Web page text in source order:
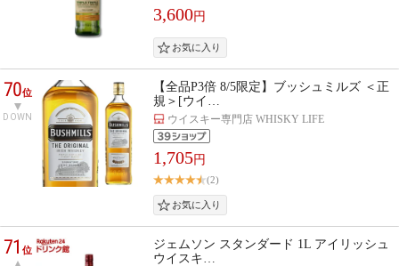
3,600円
70位
DOWN
【全品P3倍 8/5限定】ブッシュミルズ ＜正
規＞[ウイ…
ウイスキー専門店 WHISKY LIFE
1,705円
(2)
71位
ジェムソン スタンダード 1L アイリッシュ
ウイスキ…